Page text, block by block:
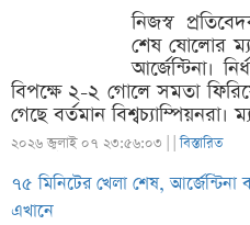
নিজস্ব
শেষ ষোলোর
আর্জেন্টিনা।
বিপক্ষে ২-২ গোলে সমতা
গেছে বর্তমান বিশ্বচ্যাম্পিয়নরা।
২০২৬ জুলাই ০৭ ২৩:৫৬:০৩ | |বিস্তারিত
৭৫ মিনিটের খেলা শেষ,
এখানে